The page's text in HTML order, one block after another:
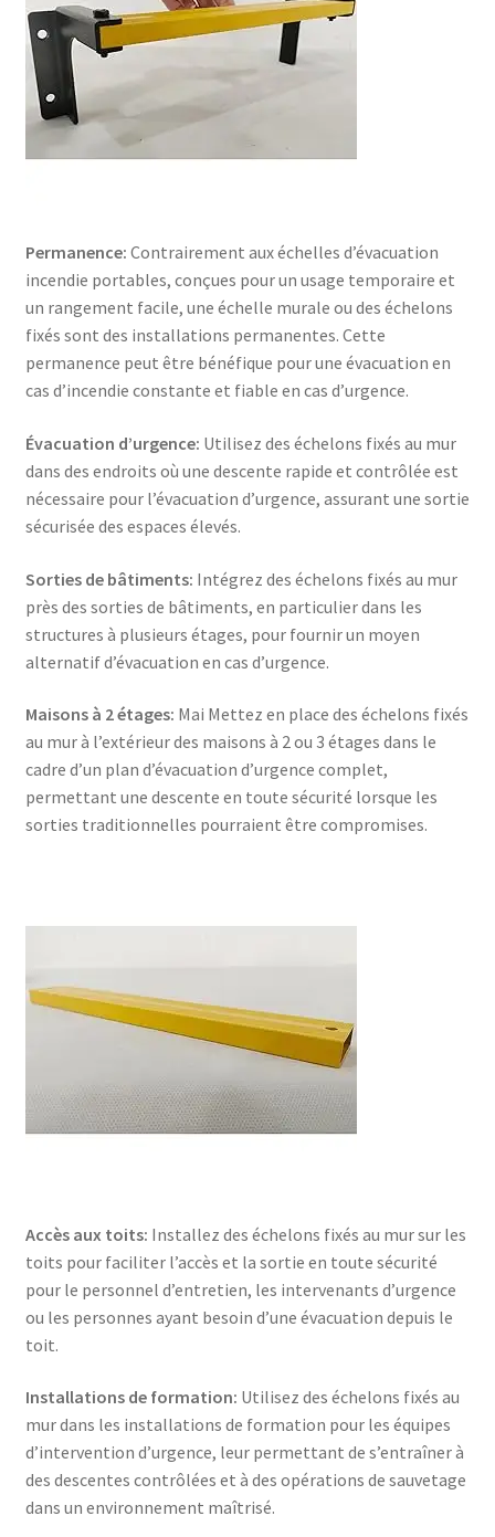
Permanence: Contrairement aux échelles d’évacuation
incendie portables, conçues pour un usage temporaire et
un rangement facile, une échelle murale ou des échelons
fixés sont des installations permanentes. Cette
permanence peut être bénéfique pour une évacuation en
cas d’incendie constante et fiable en cas d’urgence.
Évacuation d’urgence: Utilisez des échelons fixés au mur
dans des endroits où une descente rapide et contrôlée est
nécessaire pour l’évacuation d’urgence, assurant une sortie
sécurisée des espaces élevés.
Sorties de bâtiments: Intégrez des échelons fixés au mur
près des sorties de bâtiments, en particulier dans les
structures à plusieurs étages, pour fournir un moyen
alternatif d’évacuation en cas d’urgence.
Maisons à 2 étages: Mai Mettez en place des échelons fixés
au mur à l’extérieur des maisons à 2 ou 3 étages dans le
cadre d’un plan d’évacuation d’urgence complet,
permettant une descente en toute sécurité lorsque les
sorties traditionnelles pourraient être compromises.
Accès aux toits: Installez des échelons fixés au mur sur les
toits pour faciliter l’accès et la sortie en toute sécurité
pour le personnel d’entretien, les intervenants d’urgence
ou les personnes ayant besoin d’une évacuation depuis le
toit.
Installations de formation: Utilisez des échelons fixés au
mur dans les installations de formation pour les équipes
d’intervention d’urgence, leur permettant de s’entraîner à
des descentes contrôlées et à des opérations de sauvetage
dans un environnement maîtrisé.